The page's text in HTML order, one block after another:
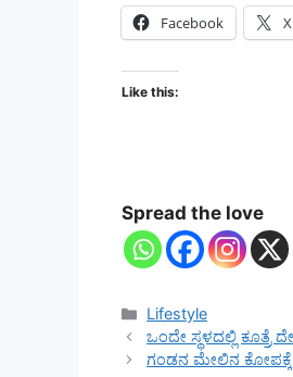
Facebook X
Like this:
Spread the love
Categories
Lifestyle
ಒಂದೇ ಸ್ಥಳದಲ್ಲಿ ಕೂತ್ರೆ
ಗಂಡನ ಮೇಲಿನ ಕೋಪಕ್ಕೆ